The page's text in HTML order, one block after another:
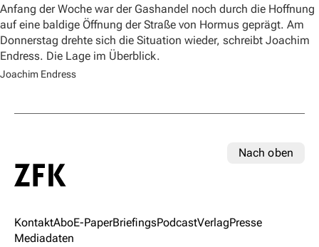
Anfang der Woche war der Gashandel noch durch die Hoffnung
auf eine baldige Öffnung der Straße von Hormus geprägt. Am
Donnerstag drehte sich die Situation wieder, schreibt Joachim
Endress. Die Lage im Überblick.
Joachim Endress
Nach oben
KontaktAboE-PaperBriefingsPodcastVerlagPresse
Mediadaten